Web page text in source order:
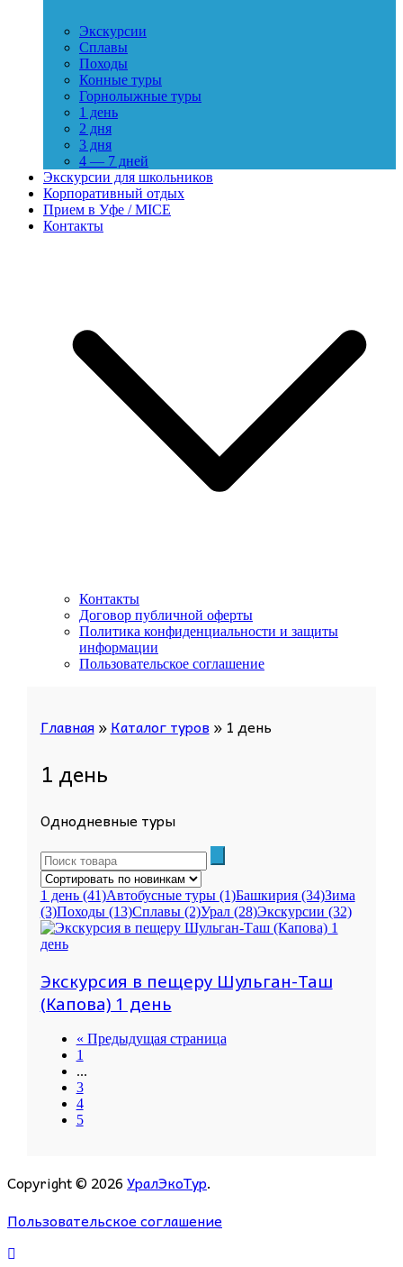
Экскурсии
Сплавы
Походы
Конные туры
Горнолыжные туры
1 день
2 дня
3 дня
4 — 7 дней
Экскурсии для школьников
Корпоративный отдых
Прием в Уфе / MICE
Контакты
Контакты
Договор публичной оферты
Политика конфиденциальности и защиты
информации
Пользовательское соглашение
Главная»Каталог туров » 1 день
1 день
Однодневные туры
1 день (41)Автобусные туры (1)Башкирия (34)Зима
(3)Походы (13)Сплавы (2)Урал (28)Экскурсии (32)
Экскурсия в пещеру Шульган-Таш
(Капова) 1 день
« Предыдущая страница
1
...
3
4
5
Copyright © 2026УралЭкоТур.
Пользовательское соглашение